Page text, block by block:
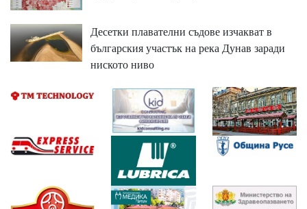
Десетки плавателни съдове изчакват в
българския участък на река Дунав заради
ниското ниво